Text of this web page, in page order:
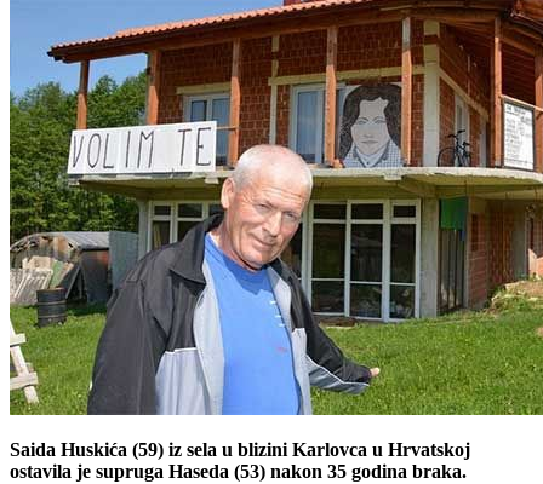
Saida Huskića (59) iz sela u blizini Karlovca u Hrvatskoj
ostavila je supruga Haseda (53) nakon 35 godina braka.